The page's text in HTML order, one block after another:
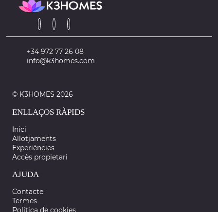
+34 972 77 26 08
info@k3homes.com
© K3HOMES 2026
ENLLAÇOS RÀPIDS
Inici
Allotjaments
Experiències
Accès propietari
AJUDA
Contacte
Termes
Política de cookies